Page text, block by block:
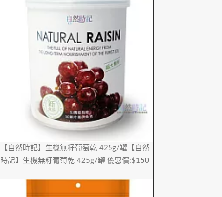
【自然時記】生機無籽葡萄乾 425g/罐 【自然
時記】生機無籽葡萄乾 425g/罐 優惠價:$150